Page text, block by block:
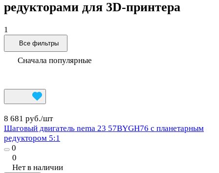
редукторами для 3D-принтера
1
Все фильтры
Сначала популярные
8 681 руб./шт
Шаговый двигатель nema 23 57BYGH76 с планетарным
редуктором 5:1
0
0
Нет в наличии